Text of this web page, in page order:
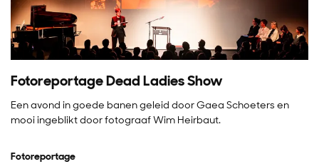
Fotoreportage Dead Ladies Show
Een avond in goede banen geleid door Gaea Schoeters en
mooi ingeblikt door fotograaf Wim Heirbaut.
Fotoreportage